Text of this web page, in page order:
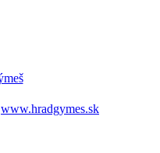
www.hradgymes.sk